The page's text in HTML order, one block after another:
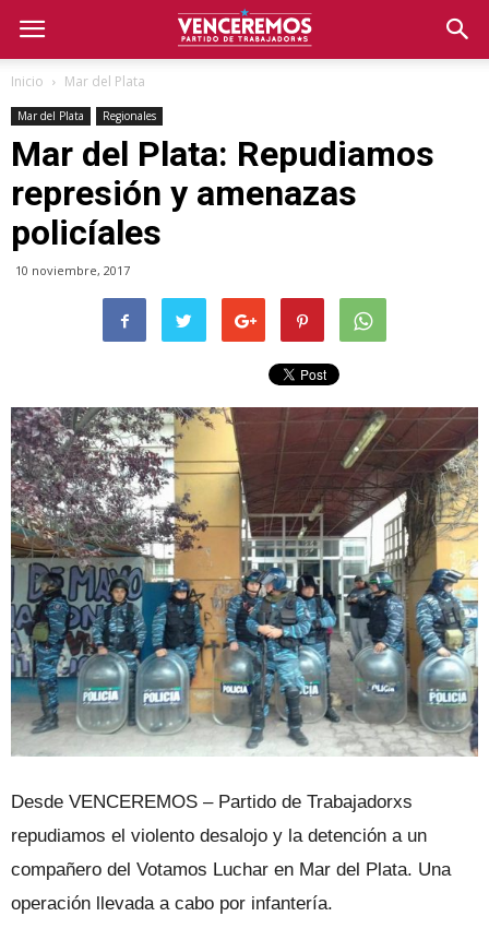
Inicio Mar del Plata
Mar del Plata Regionales
Mar del Plata: Repudiamos
represión y amenazas
policíales
10 noviembre, 2017
Desde VENCEREMOS – Partido de Trabajadorxs
repudiamos el violento desalojo y la detención a un
compañero del Votamos Luchar en Mar del Plata. Una
operación llevada a cabo por infantería.